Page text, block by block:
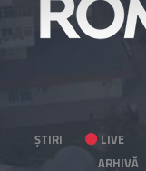
ȘTIRI LIVE
ARHIVĂ